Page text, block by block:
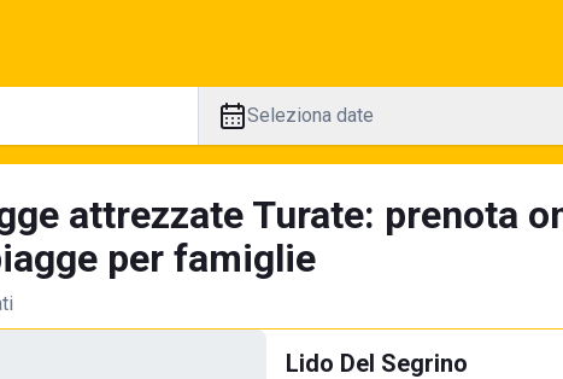
Seleziona date
attrezzate Turate: prenota
per famiglie
Lido Del Segrino